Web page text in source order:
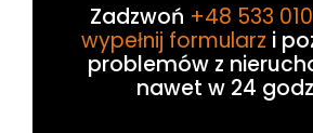
Zadzwoń +48 533
wypełnij formularz i
problemów z
nawet w 24